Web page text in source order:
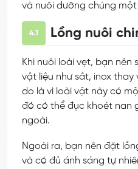
và nuôi dưỡng chúng
4.1 Lồng nuôi
Khi nuôi loài vẹt, bạn
vật liệu như sắt, inox thay
do là vì loài vật này có
đó có thể đục khoét nan
ngoài.
Ngoài ra, bạn nên đặt
và có đủ ánh sáng tự